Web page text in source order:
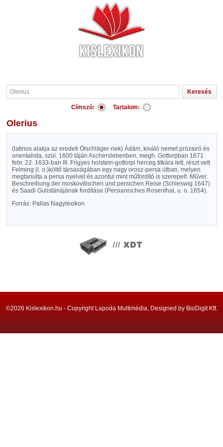
Címszó: Tartalom:
Olerius
(latinos alakja az eredeti Ölschläger-nek) Ádám, kiváló nemet prózairó és
orientalista, szül. 1600 táján Ascherslebenben, megh. Gottorpban 1671
febr. 22. 1633-ban III. Frigyes holstein-gottorpi herceg titkára lett, részt vett
Felming (l. o.)költő társaságában egy nagy orosz-persa útban, melyen
megtanulta a persa nyelvet és azontul mint műfordító is szerepelt. Művei:
Beschreibung der moskovitischen und persichen Reise (Schleswig 1647)
és Saadi Gulistánájának fordítása (Persianisches Rosenthal, u. o. 1654).
Forrás: Pallas Nagylexikon
©2026 Kislexikon.hu - Copyright Lapoda Multimédia, Designed by BioDigit Kft.